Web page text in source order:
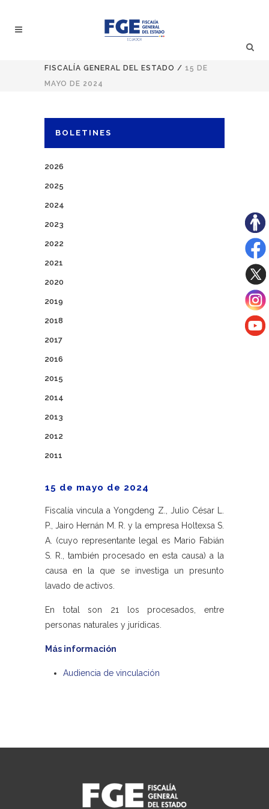
FISCALÍA GENERAL DEL ESTADO / 15 DE
MAYO DE 2024
BOLETINES
2026
2025
2024
2023
2022
2021
2020
2019
2018
2017
2016
2015
2014
2013
2012
2011
15 de mayo de 2024
Fiscalía vincula a Yongdeng Z., Julio César L.
P., Jairo Hernán M. R. y la empresa Holtexsa S.
A. (cuyo representante legal es Mario Fabián
S. R., también procesado en esta causa) a la
causa en la que se investiga un presunto
lavado de activos.
En total son 21 los procesados, entre
personas naturales y jurídicas.
Más información
Audiencia de vinculación